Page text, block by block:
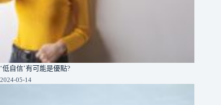
‘低自信’有可能是優點?
2024-05-14